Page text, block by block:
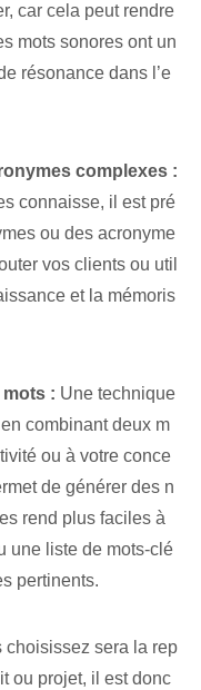
car cela peut rendre
mots sonores ont un
résonance dans l’e
complexes :
connaisse, il est pré
ou des acronyme
vos clients ou util
et la mémoris
: Une technique
combinant deux m
ou à votre conce
de générer des n
rend plus faciles à
une liste de mots-clé
pertinents.
choisissez sera la rep
ou projet, il est donc